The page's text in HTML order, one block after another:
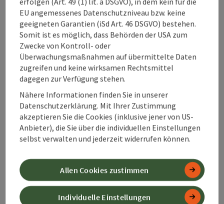
sorgfältigen
Tourenplanung
Standardausrüst
ung bei Ski- und
Schneeschuhtour
en im alpinen
Gelände
Auf
ausgewiesenen
Winter- und
EU angemessenes Datenschutzniveau bzw. keine
geeigneten Garantien (iSd Art. 46 DSGVO) bestehen.
Somit ist es möglich, dass Behörden der USA zum
Zwecke von Kontroll- oder
Überwachungsmaßnahmen auf übermittelte Daten
zugreifen und keine wirksamen Rechtsmittel
dagegen zur Verfügung stehen.
Nähere Informationen finden Sie in unserer
Datenschutzerklärung. Mit Ihrer Zustimmung
akzeptieren Sie die Cookies (inklusive jener von US-
Anbieter), die Sie über die individuellen Einstellungen
selbst verwalten und jederzeit widerrufen können.
Individuelle Einstellungen
Allen Cookies zustimmen